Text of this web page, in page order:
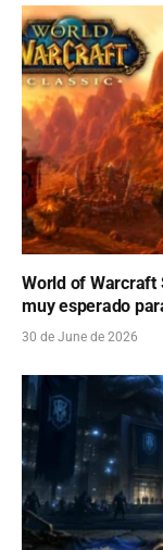
World of Warcraft
muy esperado
30 de June de 2026